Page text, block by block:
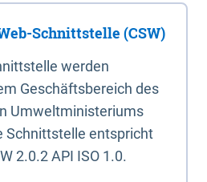
Schnittstelle (CSW)
werden
Geschäftsbereich des
Umweltministeriums
Schnittstelle entspricht
2.0.2 API ISO 1.0.